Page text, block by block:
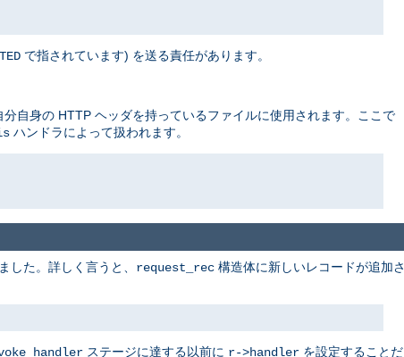
で指されています) を送る責任があります。
自身の HTTP ヘッダを持っているファイルに使用されます。ここで
ハンドラによって扱われます。
した。詳しく言うと、 request_rec 構造体に新しいレコードが追加さ
ステージに達する以前に r->handler を設定することだ